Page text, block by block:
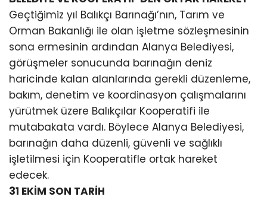
Geçtiğimiz yıl Balıkçı Barınağı’nın, Tarım ve
Orman Bakanlığı ile olan işletme sözleşmesinin
sona ermesinin ardından Alanya Belediyesi,
görüşmeler sonucunda barınağın deniz
haricinde kalan alanlarında gerekli düzenleme,
bakım, denetim ve koordinasyon çalışmalarını
yürütmek üzere Balıkçılar Kooperatifi ile
mutabakata vardı. Böylece Alanya Belediyesi,
barınağın daha düzenli, güvenli ve sağlıklı
işletilmesi için Kooperatifle ortak hareket
edecek.
31 EKİM SON TARİH